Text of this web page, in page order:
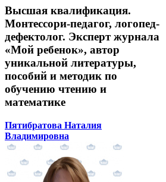
Высшая квалификация.
Монтессори-педагог, логопед-
дефектолог. Эксперт журнала
«Мой ребенок», автор
уникальной литературы,
пособий и методик по
обучению чтению и
математике
Пятибратова Наталия
Владимировна